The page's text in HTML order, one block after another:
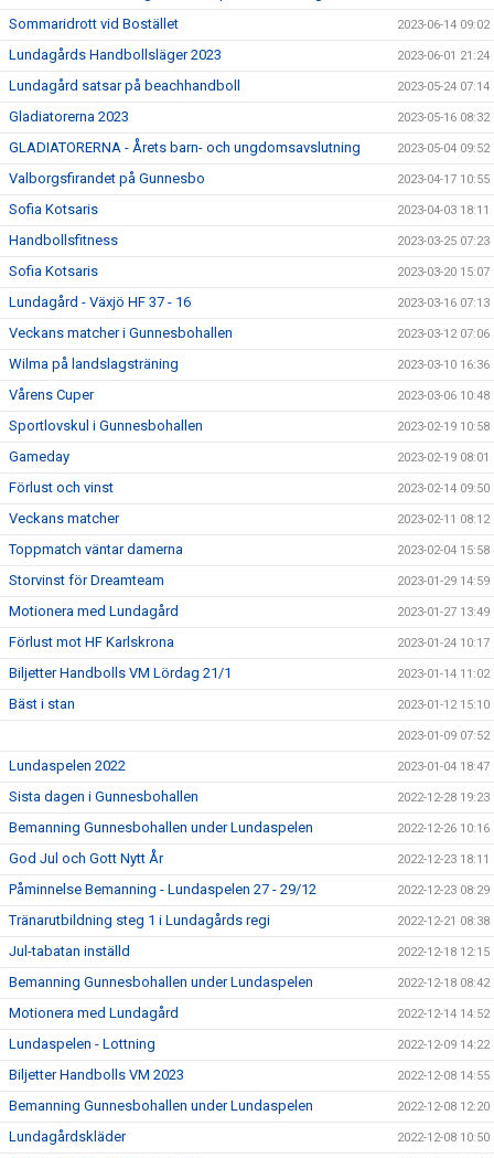
Sommaridrott vid Bostället 2023-06-14 09:02
Lundagårds Handbollsläger 2023 2023-06-01 21:24
Lundagård satsar på beachhandboll 2023-05-24 07:14
Gladiatorerna 2023 2023-05-16 08:32
GLADIATORERNA - Årets barn- och ungdomsavslutning 2023-05-04 09:52
Valborgsfirandet på Gunnesbo 2023-04-17 10:55
Sofia Kotsaris 2023-04-03 18:11
Handbollsfitness 2023-03-25 07:23
Sofia Kotsaris 2023-03-20 15:07
Lundagård - Växjö HF 37 - 16 2023-03-16 07:13
Veckans matcher i Gunnesbohallen 2023-03-12 07:06
Wilma på landslagsträning 2023-03-10 16:36
Vårens Cuper 2023-03-06 10:48
Sportlovskul i Gunnesbohallen 2023-02-19 10:58
Gameday 2023-02-19 08:01
Förlust och vinst 2023-02-14 09:50
Veckans matcher 2023-02-11 08:12
Toppmatch väntar damerna 2023-02-04 15:58
Storvinst för Dreamteam 2023-01-29 14:59
Motionera med Lundagård 2023-01-27 13:49
Förlust mot HF Karlskrona 2023-01-24 10:17
Biljetter Handbolls VM Lördag 21/1 2023-01-14 11:02
Bäst i stan 2023-01-12 15:10
2023-01-09 07:52
Lundaspelen 2022 2023-01-04 18:47
Sista dagen i Gunnesbohallen 2022-12-28 19:23
Bemanning Gunnesbohallen under Lundaspelen 2022-12-26 10:16
God Jul och Gott Nytt År 2022-12-23 18:11
Påminnelse Bemanning - Lundaspelen 27 - 29/12 2022-12-23 08:29
Tränarutbildning steg 1 i Lundagårds regi 2022-12-21 08:38
Jul-tabatan inställd 2022-12-18 12:15
Bemanning Gunnesbohallen under Lundaspelen 2022-12-18 08:42
Motionera med Lundagård 2022-12-14 14:52
Lundaspelen - Lottning 2022-12-09 14:22
Biljetter Handbolls VM 2023 2022-12-08 14:55
Bemanning Gunnesbohallen under Lundaspelen 2022-12-08 12:20
Lundagårdskläder 2022-12-08 10:50